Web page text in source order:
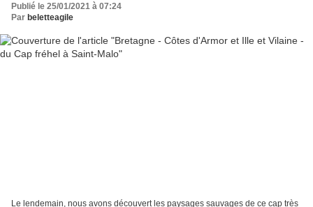
Publié le 25/01/2021 à 07:24
Par beletteagile
Le lendemain, nous avons découvert les paysages sauvages de ce cap très